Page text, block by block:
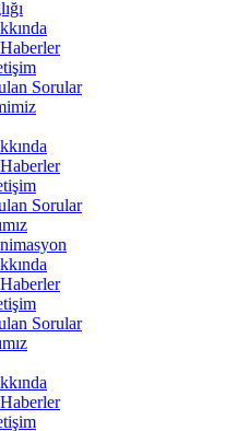
Sorular
Sorular
Sorular